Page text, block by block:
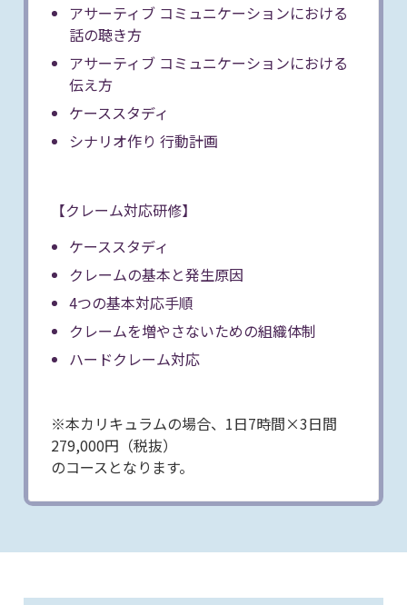
アサーティブ コミュニケーションにおける
話の聴き方
アサーティブ コミュニケーションにおける
伝え方
ケーススタディ
シナリオ作り 行動計画
【クレーム対応研修】
ケーススタディ
クレームの基本と発生原因
4つの基本対応手順
クレームを増やさないための組織体制
ハードクレーム対応
※本カリキュラムの場合、1日7時間×3日間
279,000円（税抜）
のコースとなります。